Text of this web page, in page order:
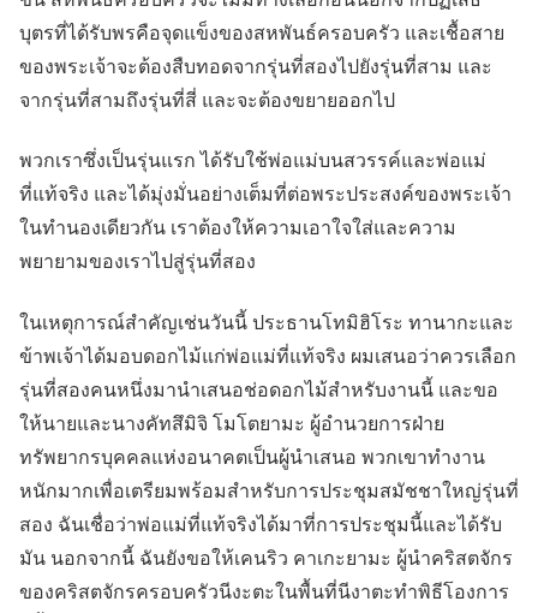
บุตรที่ได้รับพรคือจุดแข็งของสหพันธ์ครอบครัว และเชื้อสาย
ของพระเจ้าจะต้องสืบทอดจากรุ่นที่สองไปยังรุ่นที่สาม และ
จากรุ่นที่สามถึงรุ่นที่สี่ และจะต้องขยายออกไป
พวกเราซึ่งเป็นรุ่นแรก ได้รับใช้พ่อแม่บนสวรรค์และพ่อแม่
ที่แท้จริง และได้มุ่งมั่นอย่างเต็มที่ต่อพระประสงค์ของพระเจ้า
ในทำนองเดียวกัน เราต้องให้ความเอาใจใส่และความ
พยายามของเราไปสู่รุ่นที่สอง
ในเหตุการณ์สำคัญเช่นวันนี้ ประธานโทมิฮิโระ ทานากะและ
ข้าพเจ้าได้มอบดอกไม้แก่พ่อแม่ที่แท้จริง ผมเสนอว่าควรเลือก
รุ่นที่สองคนหนึ่งมานำเสนอช่อดอกไม้สำหรับงานนี้ และขอ
ให้นายและนางคัทสึมิจิ โมโตยามะ ผู้อำนวยการฝ่าย
ทรัพยากรบุคคลแห่งอนาคตเป็นผู้นำเสนอ พวกเขาทำงาน
หนักมากเพื่อเตรียมพร้อมสำหรับการประชุมสมัชชาใหญ่รุ่นที่
สอง ฉันเชื่อว่าพ่อแม่ที่แท้จริงได้มาที่การประชุมนี้และได้รับ
มัน นอกจากนี้ ฉันยังขอให้เคนริว คาเกะยามะ ผู้นำคริสตจักร
ของคริสตจักรครอบครัวนีงะตะในพื้นที่นีงาตะทำพิธีโองการ